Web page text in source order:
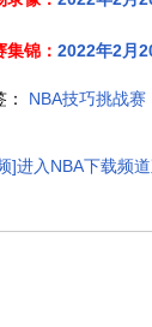
集锦： 2022年2月
： NBA技巧挑战赛
]进入NBA下载频